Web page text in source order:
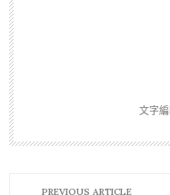
文字
PREVIOUS ARTICLE